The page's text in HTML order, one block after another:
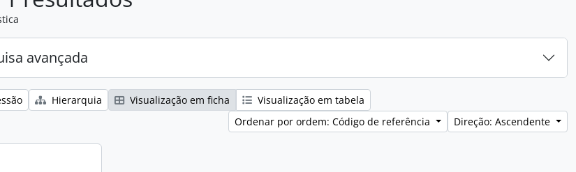
avançada
Hierarquia Visualização em ficha
Visualização em tabela
Ordenar por ordem: Código de referência
Direção: Ascendente